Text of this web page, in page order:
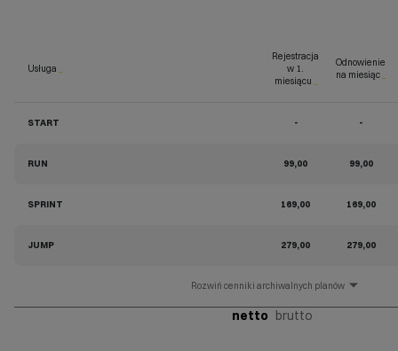
Usługa
Rejestracja
w 1.
miesiącu
Odnowienie
na miesiąc
START - -
RUN 99,00 99,00
SPRINT 169,00 169,00
JUMP 279,00 279,00
cenniki archiwalnych planów
netto brutto